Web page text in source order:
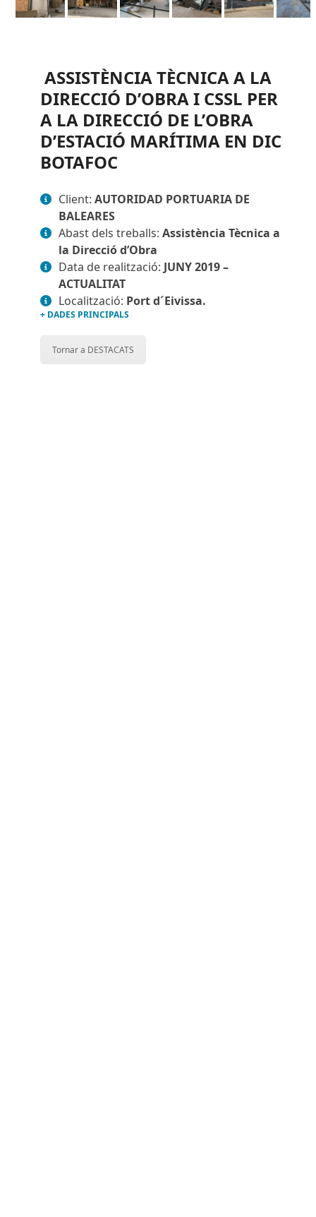
ASSISTÈNCIA TÈCNICA A LA
DIRECCIÓ D’OBRA I CSSL PER
A LA DIRECCIÓ DE L’OBRA
D’ESTACIÓ MARÍTIMA EN DIC
BOTAFOC
Client:AUTORIDAD PORTUARIA DE
BALEARES
Abast dels treballs:Assistència Tècnica a
la Direcció d’Obra
Data de realització: JUNY 2019 –
ACTUALITAT
Localització: Port d´Eivissa.
+ DADES PRINCIPALS
Tornar a DESTACATS